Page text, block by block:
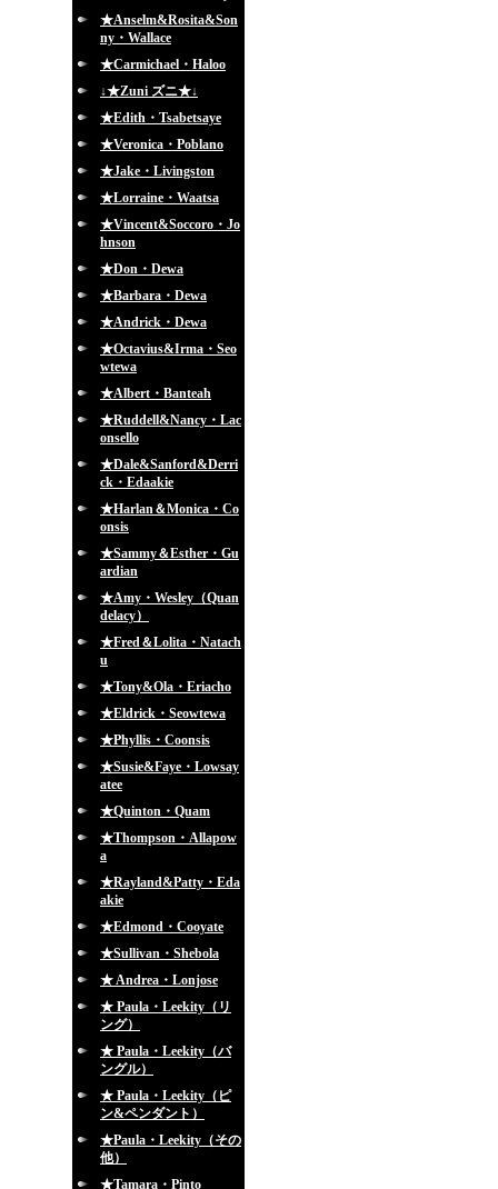
★Anselm&Rosita&Son
ny・Wallace
★Carmichael・Haloo
↓★Zuni ズニ★↓
★Edith・Tsabetsaye
★Veronica・Poblano
★Jake・Livingston
★Lorraine・Waatsa
★Vincent&Soccoro・Jo
hnson
★Don・Dewa
★Barbara・Dewa
★Andrick・Dewa
★Octavius&Irma・Seo
wtewa
★Albert・Banteah
★Ruddell&Nancy・Lac
onsello
★Dale&Sanford&Derri
ck・Edaakie
★Harlan＆Monica・Co
onsis
★Sammy＆Esther・Gu
ardian
★Amy・Wesley（Quan
delacy）
★Fred＆Lolita・Natach
u
★Tony&Ola・Eriacho
★Eldrick・Seowtewa
★Phyllis・Coonsis
★Susie&Faye・Lowsay
atee
★Quinton・Quam
★Thompson・Allapow
a
★Rayland&Patty・Eda
akie
★Edmond・Cooyate
★Sullivan・Shebola
★ Andrea・Lonjose
★ Paula・Leekity（リ
ング）
★ Paula・Leekity（バ
ングル）
★ Paula・Leekity（ピ
ン&ペンダント）
★Paula・Leekity（その
他）
★Tamara・Pinto